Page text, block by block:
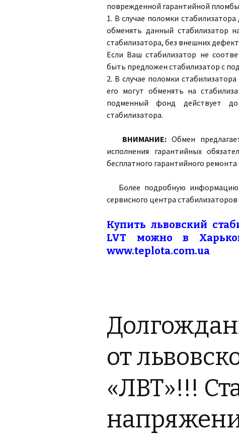
поврежденной гарантийной
1. В случае поломки
обменять данный стабилизатор
стабилизатора, без внешних
Если Ваш стабилизатор не
быть предложен стабилизатор с
2. В случае поломки
его могут обменять на
подменный фонд действует до
стабилизатора.
ВНИМАНИЕ:Обмен
исполнения гарантийных
бесплатного гарантийного
Более подробную
сервисного центра стабилизаторов
Купить львовский
LVT можно в
www.teplota.com.ua
от
«ЛВТ»!!!